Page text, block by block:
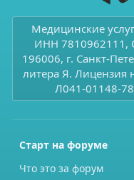
Медицинские
ИНН 7810962111,
196006, г. Санкт-
литера Я. Лицензия
Л041-01148-
Старт на форуме
Что это за форум